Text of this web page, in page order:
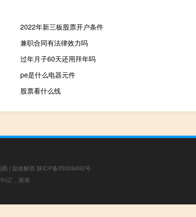
2022年新三板股票开户条件
兼职合同有法律效力吗
过年月子60天还用拜年吗
pe是什么电器元件
股票看什么线
图 | 疑难解答 陕ICP备05009492号
正，谢谢